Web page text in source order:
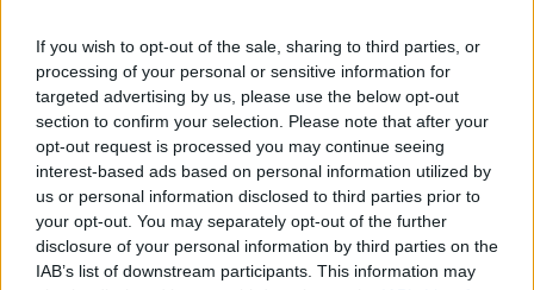
If you wish to opt-out of the sale, sharing to third parties, or
processing of your personal or sensitive information for
targeted advertising by us, please use the below opt-out
section to confirm your selection. Please note that after your
opt-out request is processed you may continue seeing
interest-based ads based on personal information utilized by
us or personal information disclosed to third parties prior to
your opt-out. You may separately opt-out of the further
disclosure of your personal information by third parties on the
IAB’s list of downstream participants. This information may